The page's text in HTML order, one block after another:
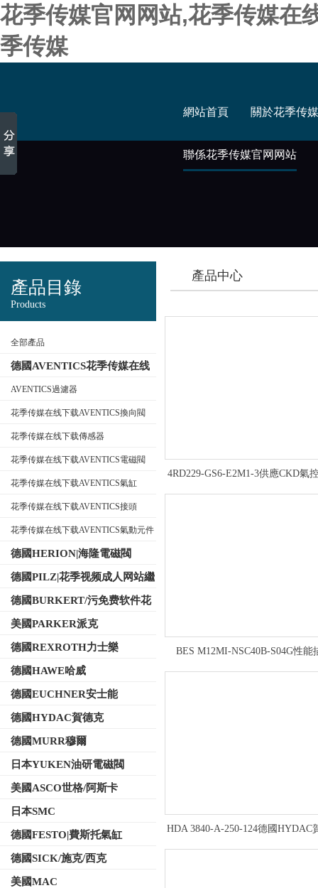
花季传媒官网网站,花季传媒在
季传媒
網站首頁 關於花季传
聯係花季传媒官网网站
產品目錄
Products
全部產品
德國AVENTICS花季传媒在线
下载
AVENTICS過濾器
花季传媒在线下载AVENTICS換向閥
花季传媒在线下载傳感器
花季传媒在线下载AVENTICS電磁閥
花季传媒在线下载AVENTICS氣缸
花季传媒在线下载AVENTICS接頭
花季传媒在线下载AVENTICS氣動元件
德國HERION|海隆電磁閥
德國PILZ|花季视频成人网站繼
電器
德國BURKERT/污免费软件花
季传媒電磁閥
美國PARKER派克
德國REXROTH力士樂
德國HAWE哈威
德國EUCHNER安士能
德國HYDAC賀德克
德國MURR穆爾
日本YUKEN油研電磁閥
美國ASCO世格/阿斯卡
日本SMC
德國FESTO|費斯托氣缸
德國SICK/施克/西克
美國MAC
產品中心
4RD229-GS6-E2M1-3供應CKD氣
BES M12MI-NSC40B-S04G性能
HDA 3840-A-250-124德國HYDAC